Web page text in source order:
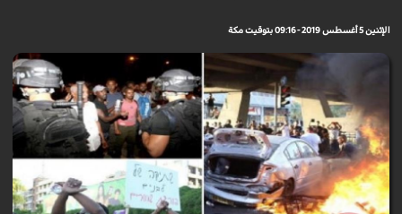
الإثنين 5 أغسطس 2019 - 09:16 بتوقيت مكة